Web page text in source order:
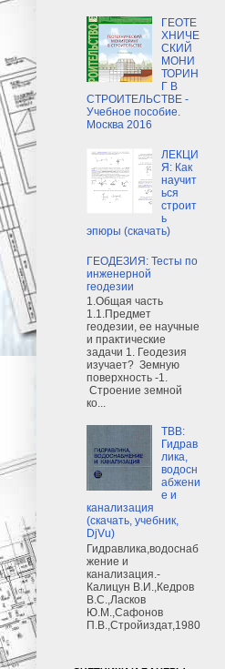
ГЕОТЕ
ХНИЧЕ
СКИЙ
МОНИ
ТОРИН
Г В
СТРОИТЕЛЬСТВЕ -
Учебное пособие.
Москва 2016
ЛЕКЦИ
Я: Как
научит
ься
строит
ь
эпюры (скачать)
ГЕОДЕЗИЯ: Тесты по
инженерной
геодезии
1.Общая часть
1.1.Предмет
геодезии, ее научные
и практические
задачи 1. Геодезия
изучает? Земную
поверхность -1.
Строение земной
ко...
ТВВ:
Гидрав
лика,
водосн
абжени
е и
канализация
(скачать, учебник,
DjVu)
Гидравлика,водоснаб
жение и
канализация.-
Калицун В.И.,Кедров
В.С.,Ласков
Ю.М.,Сафонов
П.В.,Стройиздат,1980